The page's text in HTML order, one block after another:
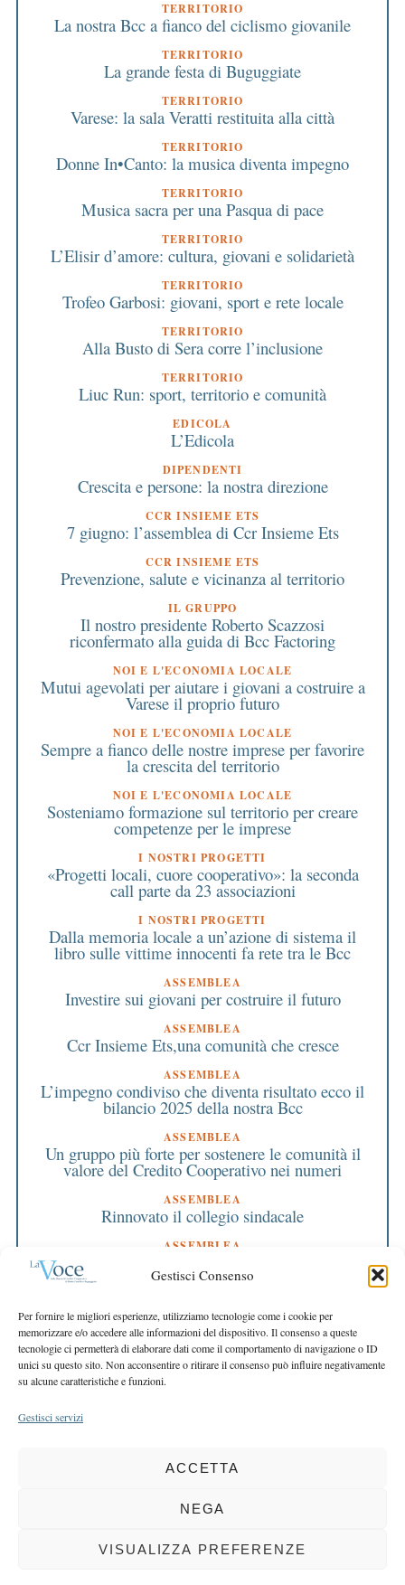
Gestisci Consenso
Per fornire le migliori esperienze, utilizziamo tecnologie come i cookie per
memorizzare e/o accedere alle informazioni del dispositivo. Il consenso a queste
tecnologie ci permetterà di elaborare dati come il comportamento di navigazione o ID
unici su questo sito. Non acconsentire o ritirare il consenso può influire negativamente
su alcune caratteristiche e funzioni.
Gestisci servizi
ACCETTA
NEGA
VISUALIZZA PREFERENZE
TERRITORIO
La nostra Bcc a fianco del ciclismo giovanile
TERRITORIO
La grande festa di Buguggiate
TERRITORIO
Varese: la sala Veratti restituita alla città
TERRITORIO
Donne In•Canto: la musica diventa impegno
TERRITORIO
Musica sacra per una Pasqua di pace
TERRITORIO
L’Elisir d’amore: cultura, giovani e solidarietà
TERRITORIO
Trofeo Garbosi: giovani, sport e rete locale
TERRITORIO
Alla Busto di Sera corre l’inclusione
TERRITORIO
Liuc Run: sport, territorio e comunità
EDICOLA
L’Edicola
DIPENDENTI
Crescita e persone: la nostra direzione
CCR INSIEME ETS
7 giugno: l’assemblea di Ccr Insieme Ets
CCR INSIEME ETS
Prevenzione, salute e vicinanza al territorio
IL GRUPPO
Il nostro presidente Roberto Scazzosi
riconfermato alla guida di Bcc Factoring
NOI E L'ECONOMIA LOCALE
Mutui agevolati per aiutare i giovani a costruire a
Varese il proprio futuro
NOI E L'ECONOMIA LOCALE
Sempre a fianco delle nostre imprese per favorire
la crescita del territorio
NOI E L'ECONOMIA LOCALE
Sosteniamo formazione sul territorio per creare
competenze per le imprese
I NOSTRI PROGETTI
«Progetti locali, cuore cooperativo»: la seconda
call parte da 23 associazioni
I NOSTRI PROGETTI
Dalla memoria locale a un’azione di sistema il
libro sulle vittime innocenti fa rete tra le Bcc
ASSEMBLEA
Investire sui giovani per costruire il futuro
ASSEMBLEA
Ccr Insieme Ets,una comunità che cresce
ASSEMBLEA
L’impegno condiviso che diventa risultato ecco il
bilancio 2025 della nostra Bcc
ASSEMBLEA
Un gruppo più forte per sostenere le comunità il
valore del Credito Cooperativo nei numeri
ASSEMBLEA
Rinnovato il collegio sindacale
ASSEMBLEA
Bilancio approvato all’unanimità e 2 milioni
destinati al territorio
EDITORIALE DIRETTORE
Crescere restando riconoscibili
EDITORIALE PRESIDENTE
Costruire futuro insieme
COPYRIGHT 2025 LA VOCE |PRIVACY
BCC DI BUSTO GAROLFO E BUGUGGIATE